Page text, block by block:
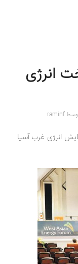
انرژی
raminf
انرژی غرب آسیا